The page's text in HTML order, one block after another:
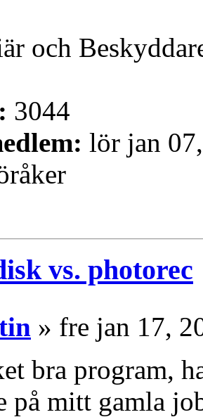
och
3044
lör jan
vs. photorec
» fre jan 17,
bra program,
på mitt gamla